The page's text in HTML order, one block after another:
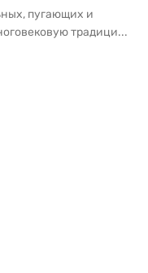
пугающих и
традици...